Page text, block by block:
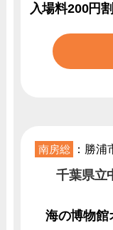
入場料200円
南房総 ：勝浦
千葉県立
海の博物館